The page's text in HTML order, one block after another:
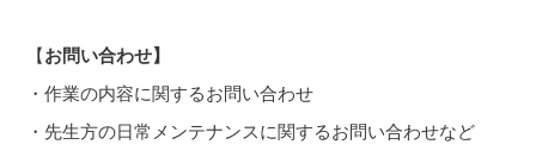
【お問い合わせ】
・作業の内容に関するお問い合わせ
・先生方の日常メンテナンスに関するお問い合わせなど